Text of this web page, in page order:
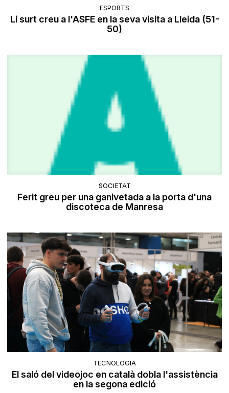
ESPORTS
Li surt creu a l'ASFE en la seva visita a Lleida (51-
50)
SOCIETAT
Ferit greu per una ganivetada a la porta d'una
discoteca de Manresa
TECNOLOGIA
El saló del videojoc en català dobla l'assistència
en la segona edició